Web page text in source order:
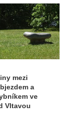
mezi
a
ve
Vltavou